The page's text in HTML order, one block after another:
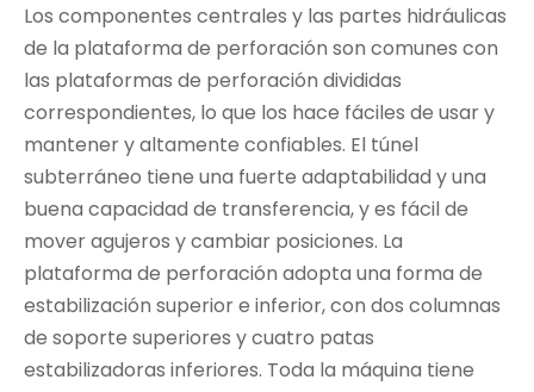
Los componentes centrales y las partes hidráulicas
de la plataforma de perforación son comunes con
las plataformas de perforación divididas
correspondientes, lo que los hace fáciles de usar y
mantener y altamente confiables. El túnel
subterráneo tiene una fuerte adaptabilidad y una
buena capacidad de transferencia, y es fácil de
mover agujeros y cambiar posiciones. La
plataforma de perforación adopta una forma de
estabilización superior e inferior, con dos columnas
de soporte superiores y cuatro patas
estabilizadoras inferiores. Toda la máquina tiene